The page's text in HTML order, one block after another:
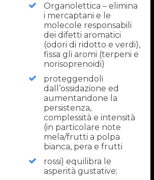
Organolettica – elimina
i mercaptani e le
molecole responsabili
dei difetti aromatici
(odori di ridotto e verdi),
fissa gli aromi (terpeni e
norisoprenoidi)
proteggendoli
dall’ossidazione ed
aumentandone la
persistenza,
complessità e intensità
(in particolare note
mela/frutti a polpa
bianca, pera e frutti
rossi) equilibra le
asperità gustative;